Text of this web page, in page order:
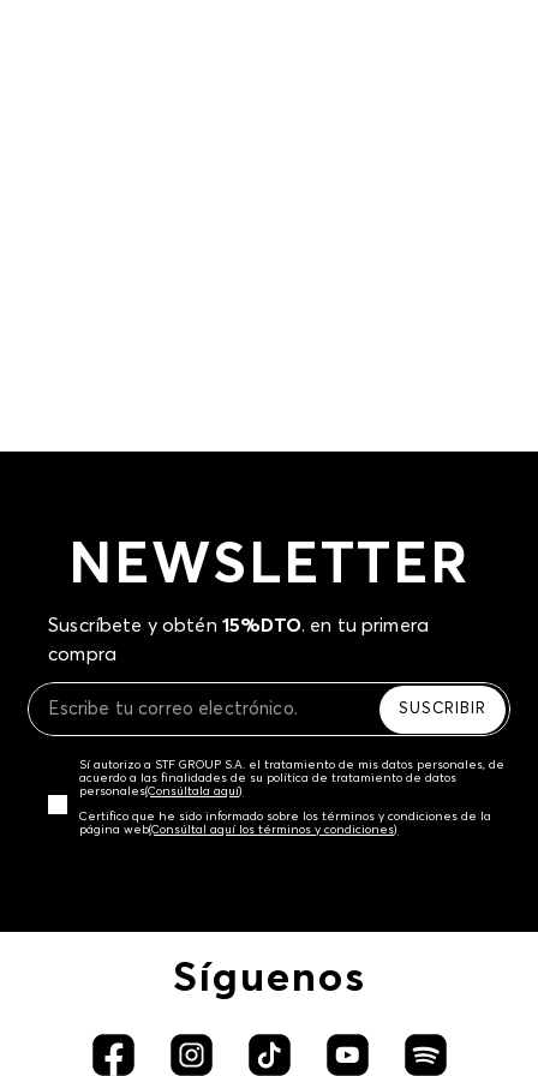
NEWSLETTER
Suscríbete y obtén 15%DTO. en tu primera
compra
SUSCRIBIR
Sí autorizo a STF GROUP S.A. el tratamiento de mis datos personales, de
acuerdo a las finalidades de su política de tratamiento de datos
personales‎(Consúltala aquí)
Certifico que he sido informado sobre los términos y condiciones de la
página web‎(Consúltal aquí los términos y condiciones)
Síguenos